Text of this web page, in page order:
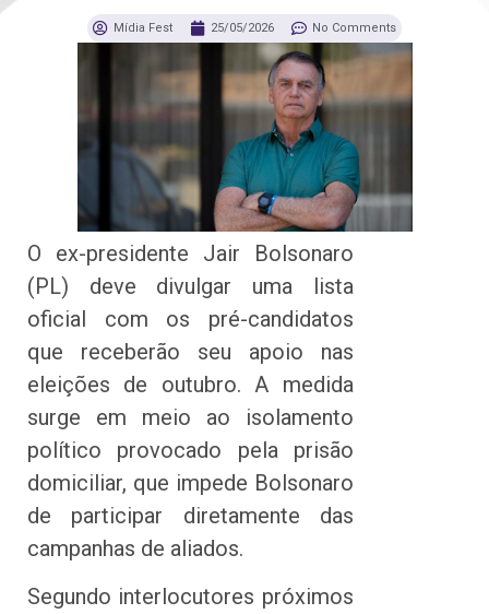
Mídia Fest 25/05/2026 No Comments
O ex-presidente Jair Bolsonaro
(PL) deve divulgar uma lista
oficial com os pré-candidatos
que receberão seu apoio nas
eleições de outubro. A medida
surge em meio ao isolamento
político provocado pela prisão
domiciliar, que impede Bolsonaro
de participar diretamente das
campanhas de aliados.
Segundo interlocutores próximos